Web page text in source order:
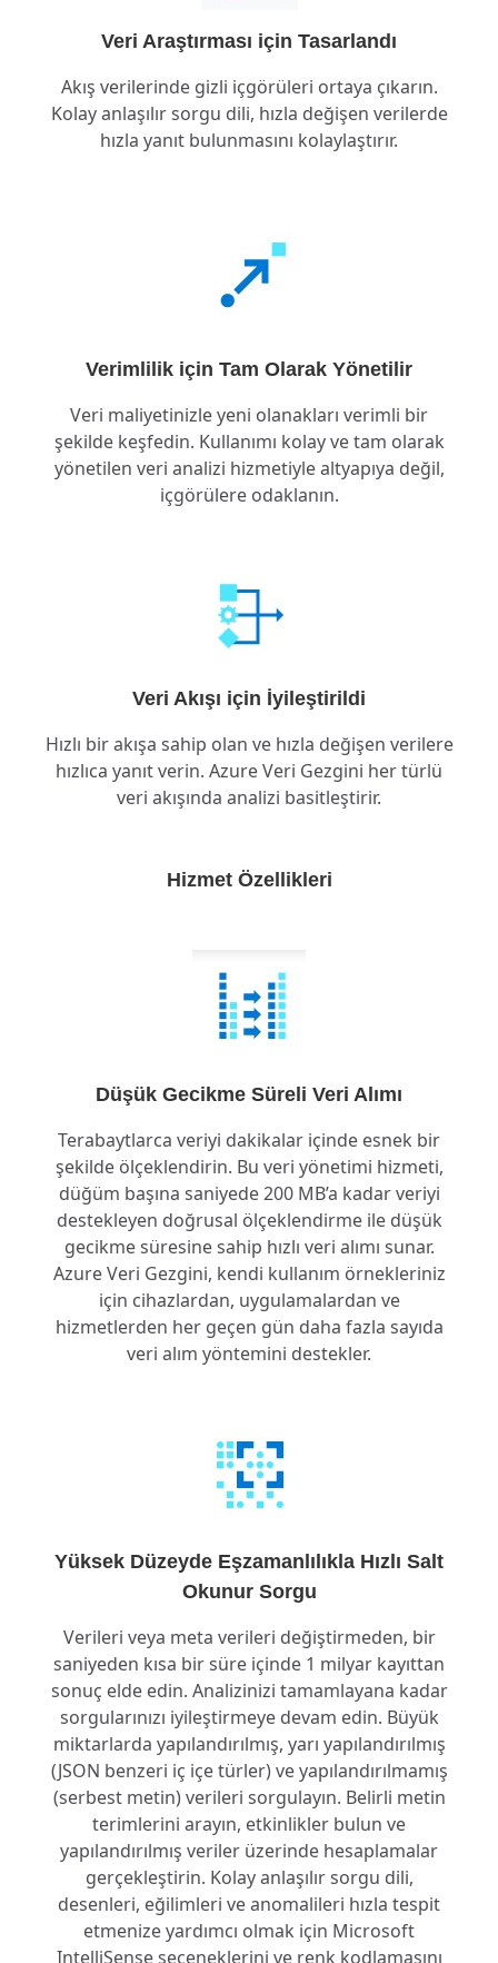
Veri Araştırması için Tasarlandı
Akış verilerinde gizli içgörüleri ortaya çıkarın.
Kolay anlaşılır sorgu dili, hızla değişen verilerde
hızla yanıt bulunmasını kolaylaştırır.
Verimlilik için Tam Olarak Yönetilir
Veri maliyetinizle yeni olanakları verimli bir
şekilde keşfedin. Kullanımı kolay ve tam olarak
yönetilen veri analizi hizmetiyle altyapıya değil,
içgörülere odaklanın.
Veri Akışı için İyileştirildi
Hızlı bir akışa sahip olan ve hızla değişen verilere
hızlıca yanıt verin. Azure Veri Gezgini her türlü
veri akışında analizi basitleştirir.
Hizmet Özellikleri
Düşük Gecikme Süreli Veri Alımı
Terabaytlarca veriyi dakikalar içinde esnek bir
şekilde ölçeklendirin. Bu veri yönetimi hizmeti,
düğüm başına saniyede 200 MB’a kadar veriyi
destekleyen doğrusal ölçeklendirme ile düşük
gecikme süresine sahip hızlı veri alımı sunar.
Azure Veri Gezgini, kendi kullanım örnekleriniz
için cihazlardan, uygulamalardan ve
hizmetlerden her geçen gün daha fazla sayıda
veri alım yöntemini destekler.
Yüksek Düzeyde Eşzamanlılıkla Hızlı Salt
Okunur Sorgu
Verileri veya meta verileri değiştirmeden, bir
saniyeden kısa bir süre içinde 1 milyar kayıttan
sonuç elde edin. Analizinizi tamamlayana kadar
sorgularınızı iyileştirmeye devam edin. Büyük
miktarlarda yapılandırılmış, yarı yapılandırılmış
(JSON benzeri iç içe türler) ve yapılandırılmamış
(serbest metin) verileri sorgulayın. Belirli metin
terimlerini arayın, etkinlikler bulun ve
yapılandırılmış veriler üzerinde hesaplamalar
gerçekleştirin. Kolay anlaşılır sorgu dili,
desenleri, eğilimleri ve anomalileri hızla tespit
etmenize yardımcı olmak için Microsoft
IntelliSense seçeneklerini ve renk kodlamasını